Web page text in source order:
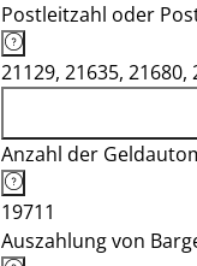
Postleitzahl oder
21129, 21635, 21680,
Anzahl der
19711
Auszahlung von